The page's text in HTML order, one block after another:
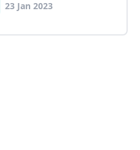
23 Jan 2023